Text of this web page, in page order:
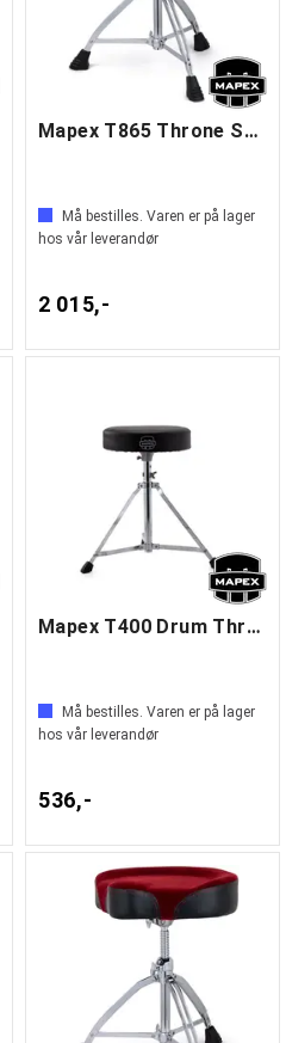
Mapex T865 Throne Saddle Cloth Seat
Må bestilles. Varen er på lager
hos vår leverandør
2 015,-
Mapex T400 Drum Throne
Må bestilles. Varen er på lager
hos vår leverandør
536,-